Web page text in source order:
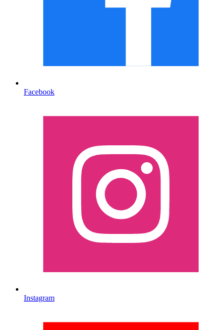
Facebook
Instagram